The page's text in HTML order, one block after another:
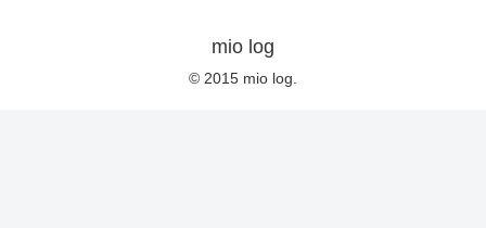
mio log
© 2015 mio log.